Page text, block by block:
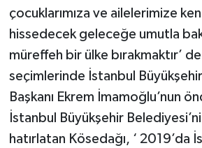
çocuklarımıza ve ailelerimize
hissedecek geleceğe umutla
müreffeh bir ülke bırakmaktır’
seçimlerinde İstanbul
Başkanı Ekrem İmamoğlu’nun
İstanbul Büyükşehir Belediyesi’ni
hatırlatan Kösedağı, ‘ 2019’da